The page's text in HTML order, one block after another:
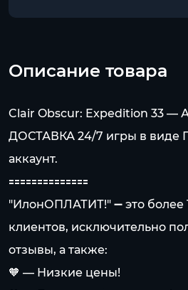
Описание товара
Clair Obscur: Expedition 33
ДОСТАВКА 24/7 игры в виде
аккаунт.
🟰🟰🟰🟰🟰🟰🟰🟰🟰🟰🟰🟰🟰🟰
"ИлонОПЛАТИТ!" ➖ это более
клиентов, исключительно
отзывы, а также:
🧡 — Низкие цены!